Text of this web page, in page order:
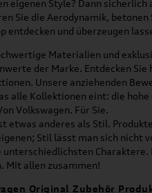
eigenen Style? Dann
Sie die Aerodynamik,
entdecken und überzeugen
Materialien und
der Marke. Entdecken Sie
Unsere anziehenden
alle Kollektionen eint: die
Volkswagen. Für Sie.
etwas anderes als Stil.
Stil lässt man sich
Charaktere.
Mit allen zusammen!
Original Zubehör